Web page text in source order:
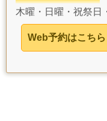
木曜・日曜・祝祭日
Web予約はこちら